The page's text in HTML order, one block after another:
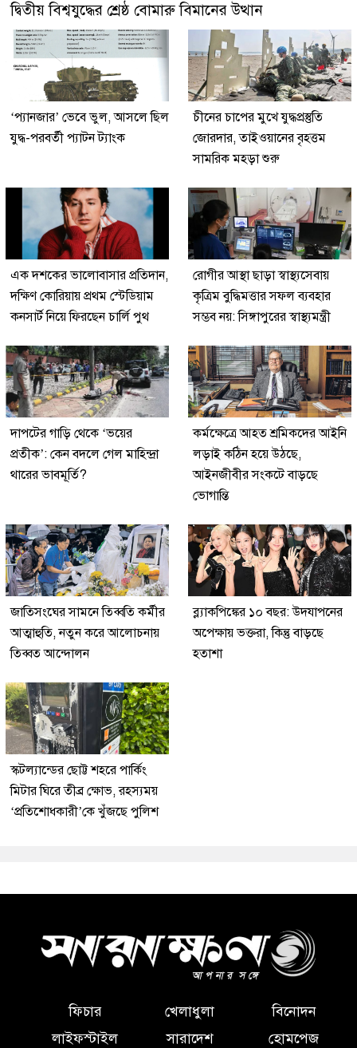
দ্বিতীয় বিশ্বযুদ্ধের শ্রেষ্ঠ বোমারু বিমানের উত্থান
‘প্যানজার’ ভেবে ভুল, আসলে ছিল
যুদ্ধ-পরবর্তী প্যাটন ট্যাংক
চীনের চাপের মুখে যুদ্ধপ্রস্তুতি
জোরদার, তাইওয়ানের বৃহত্তম
সামরিক মহড়া শুরু
এক দশকের ভালোবাসার প্রতিদান,
দক্ষিণ কোরিয়ায় প্রথম স্টেডিয়াম
কনসার্ট নিয়ে ফিরছেন চার্লি পুথ
রোগীর আস্থা ছাড়া স্বাস্থ্যসেবায়
কৃত্রিম বুদ্ধিমত্তার সফল ব্যবহার
সম্ভব নয়: সিঙ্গাপুরের স্বাস্থ্যমন্ত্রী
দাপটের গাড়ি থেকে ‘ভয়ের
প্রতীক’: কেন বদলে গেল মাহিন্দ্রা
থারের ভাবমূর্তি?
কর্মক্ষেত্রে আহত শ্রমিকদের আইনি
লড়াই কঠিন হয়ে উঠছে,
আইনজীবীর সংকটে বাড়ছে
ভোগান্তি
জাতিসংঘের সামনে তিব্বতি কর্মীর
আত্মাহুতি, নতুন করে আলোচনায়
তিব্বত আন্দোলন
ব্ল্যাকপিঙ্কের ১০ বছর: উদযাপনের
অপেক্ষায় ভক্তরা, কিন্তু বাড়ছে
হতাশা
স্কটল্যান্ডের ছোট্ট শহরে পার্কিং
মিটার ঘিরে তীব্র ক্ষোভ, রহস্যময়
‘প্রতিশোধকারী’কে খুঁজছে পুলিশ
ফিচার খেলাধুলা
বিনোদন
লাইফস্টাইল
সারাদেশ হোমপেজ